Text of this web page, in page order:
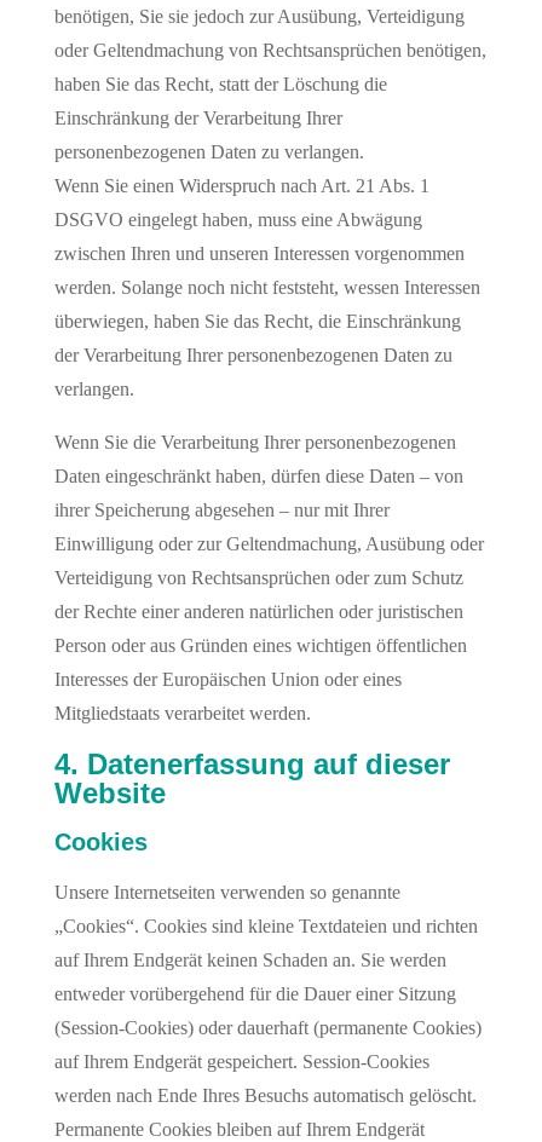
benötigen, Sie sie jedoch zur Ausübung, Verteidigung
oder Geltendmachung von Rechtsansprüchen benötigen,
haben Sie das Recht, statt der Löschung die
Einschränkung der Verarbeitung Ihrer
personenbezogenen Daten zu verlangen.
Wenn Sie einen Widerspruch nach Art. 21 Abs. 1
DSGVO eingelegt haben, muss eine Abwägung
zwischen Ihren und unseren Interessen vorgenommen
werden. Solange noch nicht feststeht, wessen Interessen
überwiegen, haben Sie das Recht, die Einschränkung
der Verarbeitung Ihrer personenbezogenen Daten zu
verlangen.
Wenn Sie die Verarbeitung Ihrer personenbezogenen
Daten eingeschränkt haben, dürfen diese Daten – von
ihrer Speicherung abgesehen – nur mit Ihrer
Einwilligung oder zur Geltendmachung, Ausübung oder
Verteidigung von Rechtsansprüchen oder zum Schutz
der Rechte einer anderen natürlichen oder juristischen
Person oder aus Gründen eines wichtigen öffentlichen
Interesses der Europäischen Union oder eines
Mitgliedstaats verarbeitet werden.
4. Datenerfassung auf dieser
Website
Cookies
Unsere Internetseiten verwenden so genannte
„Cookies“. Cookies sind kleine Textdateien und richten
auf Ihrem Endgerät keinen Schaden an. Sie werden
entweder vorübergehend für die Dauer einer Sitzung
(Session-Cookies) oder dauerhaft (permanente Cookies)
auf Ihrem Endgerät gespeichert. Session-Cookies
werden nach Ende Ihres Besuchs automatisch gelöscht.
Permanente Cookies bleiben auf Ihrem Endgerät